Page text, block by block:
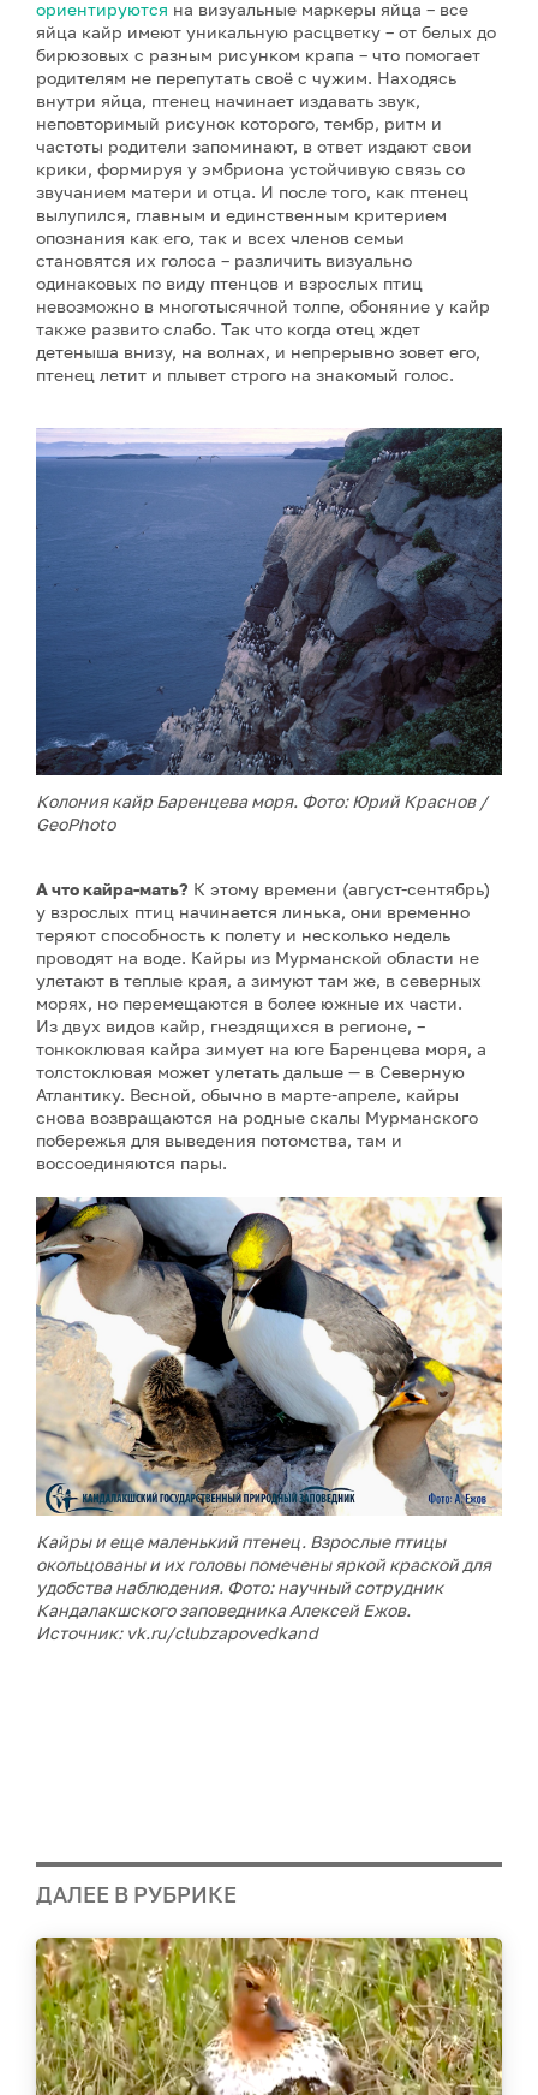
ориентируются на визуальные маркеры яйца – все
яйца кайр имеют уникальную расцветку – от белых до
бирюзовых с разным рисунком крапа – что помогает
родителям не перепутать своё с чужим. Находясь
внутри яйца, птенец начинает издавать звук,
неповторимый рисунок которого, тембр, ритм и
частоты родители запоминают, в ответ издают свои
крики, формируя у эмбриона устойчивую связь со
звучанием матери и отца. И после того, как птенец
вылупился, главным и единственным критерием
опознания как его, так и всех членов семьи
становятся их голоса – различить визуально
одинаковых по виду птенцов и взрослых птиц
невозможно в многотысячной толпе, обоняние у кайр
также развито слабо. Так что когда отец ждет
детеныша внизу, на волнах, и непрерывно зовет его,
птенец летит и плывет строго на знакомый голос.
Колония кайр Баренцева моря. Фото: Юрий Краснов /
GeoPhoto
А что кайра-мать? К этому времени (август-сентябрь)
у взрослых птиц начинается линька, они временно
теряют способность к полету и несколько недель
проводят на воде. Кайры из Мурманской области не
улетают в теплые края, а зимуют там же, в северных
морях, но перемещаются в более южные их части.
Из двух видов кайр, гнездящихся в регионе, –
тонкоклювая кайра зимует на юге Баренцева моря, а
толстоклювая может улетать дальше — в Северную
Атлантику. Весной, обычно в марте-апреле, кайры
снова возвращаются на родные скалы Мурманского
побережья для выведения потомства, там и
воссоединяются пары.
Кайры и еще маленький птенец. Взрослые птицы
окольцованы и их головы помечены яркой краской для
удобства наблюдения. Фото: научный сотрудник
Кандалакшского заповедника Алексей Ежов.
Источник: vk.ru/clubzapovedkand
ДАЛЕЕ В РУБРИКЕ